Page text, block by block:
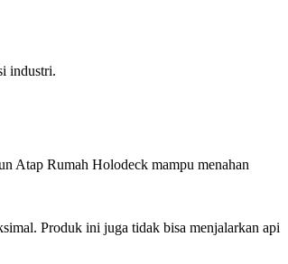
industri.
Atap Rumah Holodeck mampu menahan
Produk ini juga tidak bisa menjalarkan api